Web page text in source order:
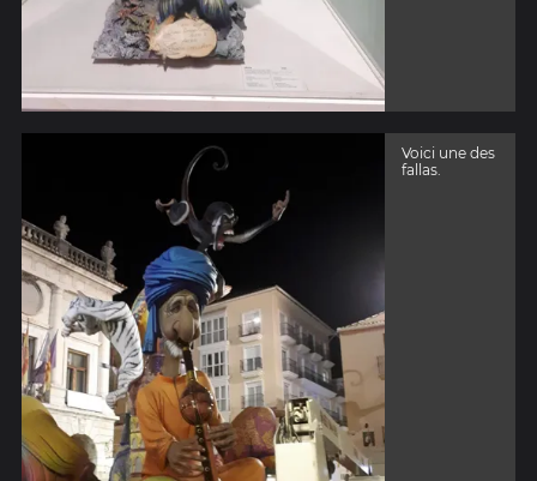
Voici une des
fallas.